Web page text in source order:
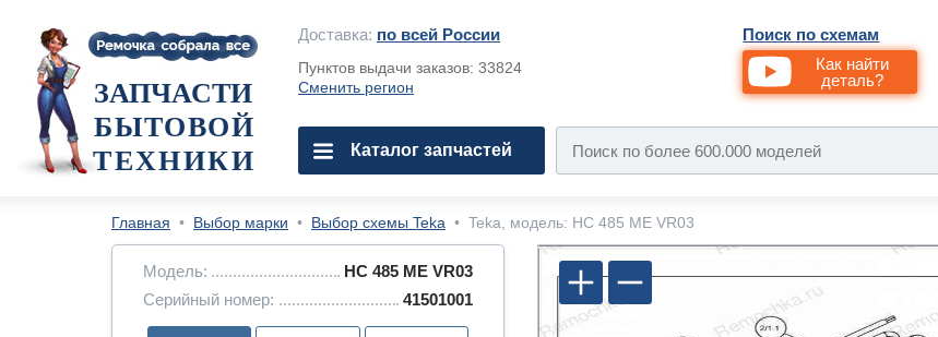
Доставка: по всей России
Пунктов выдачи заказов: 33824
Сменить регион
Поиск по схемам
Как найти
деталь?
ЗАПЧАСТИ
БЫТОВОЙ
ТЕХНИКИ
Каталог запчастей
Главная • Выбор марки • Выбор схемы Teka • Teka, модель: HC 485 ME VR03
Модель:
HC 485 ME VR03
Серийный номер:
41501001